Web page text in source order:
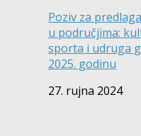
Poziv za
u područjima:
sporta i udruga
2025. godinu
27. rujna 2024